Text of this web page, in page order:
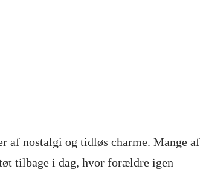
af nostalgi og tidløs charme. Mange af
tilbage i dag, hvor forældre igen